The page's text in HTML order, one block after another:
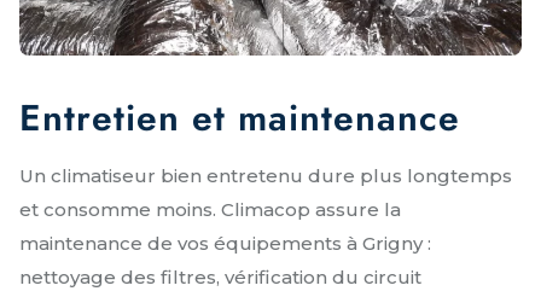
Entretien et maintenance
Un climatiseur bien entretenu dure plus longtemps
et consomme moins. Climacop assure la
maintenance de vos équipements à Grigny :
nettoyage des filtres, vérification du circuit